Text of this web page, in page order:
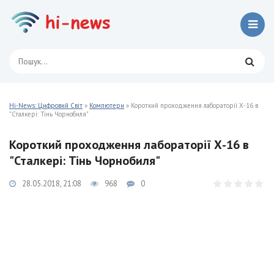
Hi-News: Цифровий Світ » Компютери » Короткий проходження лабораторії Х-16 в
"Сталкері: Тінь Чорнобиля"
Короткий проходження лабораторії Х-16 в
"Сталкері: Тінь Чорнобиля"
28.05.2018, 21:08 968 0